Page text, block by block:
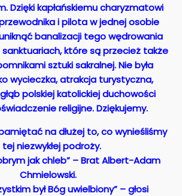
Dzięki kapłańskiemu charyzmatowi
i pilota w jednej osobie
banalizacji tego wędrowania
sanktuariach, które są przecież także
sztuki sakralnej. Nie była
wycieczka, atrakcja turystyczna,
polskiej katolickiej duchowości
religijne. Dziękujemy.
na dłużej to, co wynieśliśmy
tej niezwykłej podroży.
jak chleb” – Brat Albert-Adam
Chmielowski.
był Bóg uwielbiony” – głosi